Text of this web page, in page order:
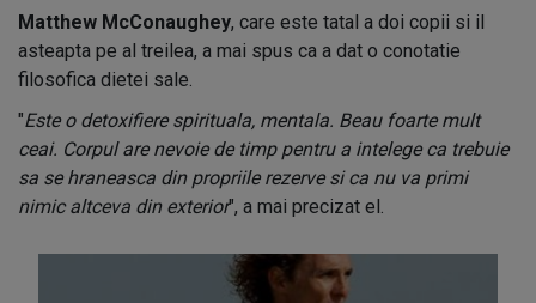
Matthew McConaughey, care este tatal a doi copii si il
asteapta pe al treilea, a mai spus ca a dat o conotatie
filosofica dietei sale.
"Este o detoxifiere spirituala, mentala. Beau foarte mult
ceai. Corpul are nevoie de timp pentru a intelege ca trebuie
sa se hraneasca din propriile rezerve si ca nu va primi
nimic altceva din exterior", a mai precizat el.